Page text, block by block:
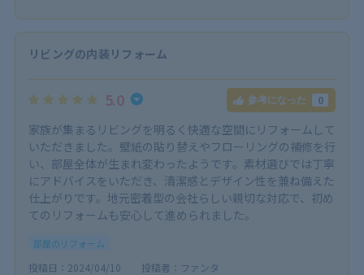
リビングの内装リフォーム
5.0 参考になった 0
家族が集まるリビングを明るく快適な空間にリフォームして
いただきました。壁紙の貼り替えやフローリングの補修を行
い、部屋全体が生まれ変わったようです。素材選びでは丁寧
にアドバイスをいただき、清潔感とデザイン性を兼ね備えた
仕上がりです。地元密着型の会社らしい親切な対応で、初め
てのリフォームも安心して進められました。
部屋のリフォーム
投稿日：2024/04/10 投稿者：ファンタ